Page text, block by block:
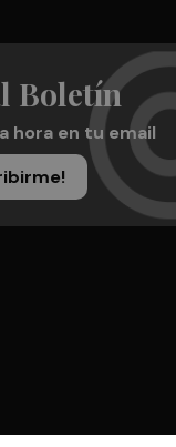
Boletín
hora en tu email